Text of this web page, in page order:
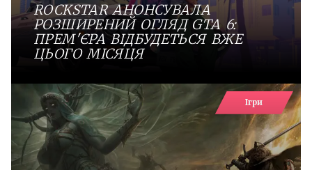
ROCKSTAR АНОНСУВАЛА
РОЗШИРЕНИЙ ОГЛЯД GTA 6:
ПРЕМ'ЄРА ВІДБУДЕТЬСЯ ВЖЕ
ЦЬОГО МІСЯЦЯ
Ігри